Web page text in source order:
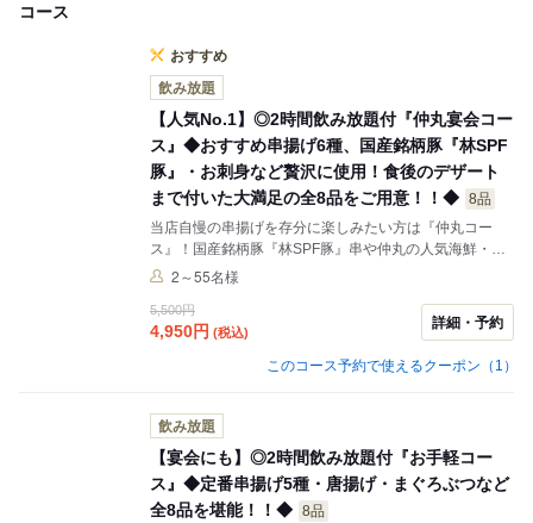
コース
おすすめ
飲み放題
【人気No.1】◎2時間飲み放題付『仲丸宴会コー
ス』◆おすすめ串揚げ6種、国産銘柄豚『林SPF
豚』・お刺身など贅沢に使用！食後のデザート
まで付いた大満足の全8品をご用意！！◆ 8品
当店自慢の串揚げを存分に楽しみたい方は『仲丸コー
ス』！国産銘柄豚『林SPF豚』串や仲丸の人気海鮮・野
菜串など、バラエティに富んだ豪華6種の串揚げが楽し
いたおすすめのコースです！ぜひご堪能ください！！
2～55名様
5,500円
4,950円 (税込)
詳細・予約
このコース予約で使えるクーポン（1）
飲み放題
【宴会にも】◎2時間飲み放題付『お手軽コー
ス』◆定番串揚げ5種・唐揚げ・まぐろぶつなど
全8品を堪能！！◆ 8品